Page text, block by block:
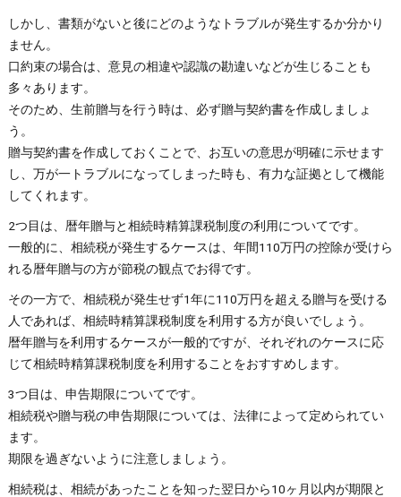
しかし、書類がないと後にどのようなトラブルが発生するか分かり
ません。
口約束の場合は、意見の相違や認識の勘違いなどが生じることも
多々あります。
そのため、生前贈与を行う時は、必ず贈与契約書を作成しましょ
う。
贈与契約書を作成しておくことで、お互いの意思が明確に示せます
し、万が一トラブルになってしまった時も、有力な証拠として機能
してくれます。
2つ目は、暦年贈与と相続時精算課税制度の利用についてです。
一般的に、相続税が発生するケースは、年間110万円の控除が受けら
れる暦年贈与の方が節税の観点でお得です。
その一方で、相続税が発生せず1年に110万円を超える贈与を受ける
人であれば、相続時精算課税制度を利用する方が良いでしょう。
暦年贈与を利用するケースが一般的ですが、それぞれのケースに応
じて相続時精算課税制度を利用することをおすすめします。
3つ目は、申告期限についてです。
相続税や贈与税の申告期限については、法律によって定められてい
ます。
期限を過ぎないように注意しましょう。
相続税は、相続があったことを知った翌日から10ヶ月以内が期限と